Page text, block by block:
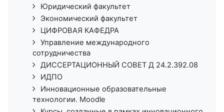
Юридический факультет
Экономический факультет
ЦИФРОВАЯ КАФЕДРА
Управление международного
сотрудничества
ДИССЕРТАЦИОННЫЙ СОВЕТ Д 24.2.392.08
ИДПО
Инновационные образовательные
технологии. Moodle